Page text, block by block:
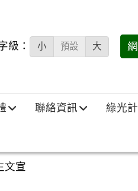
級： 小 預設 大
聯絡資訊 綠光計
文宣